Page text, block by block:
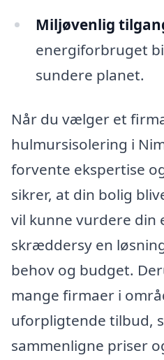
Miljøvenlig
energiforbruget
sundere planet.
Når du vælger et
hulmursisolering i
forvente ekspertise
sikrer, at din bolig
vil kunne vurdere din
skræddersy en
behov og budget.
mange firmaer i
uforpligtende tilbud,
sammenligne priser